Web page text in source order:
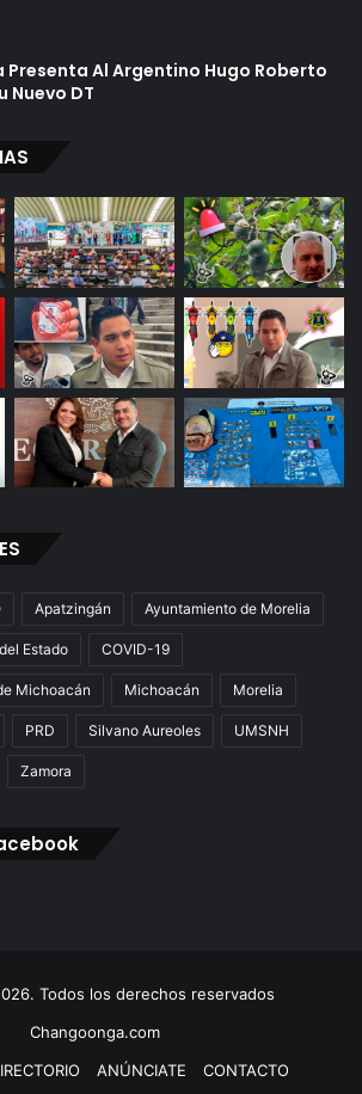
Al Argentino Hugo Roberto
Nuevo DT
Apatzingán Ayuntamiento de Morelia
Estado COVID-19
Michoacán Michoacán Morelia
PRD Silvano Aureoles UMSNH
Zamora
Todos los derechos reservados
Changoonga.com
ANÚNCIATE CONTACTO